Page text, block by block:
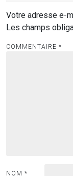
Votre adresse e-
Les champs
COMMENTAIRE *
NOM *